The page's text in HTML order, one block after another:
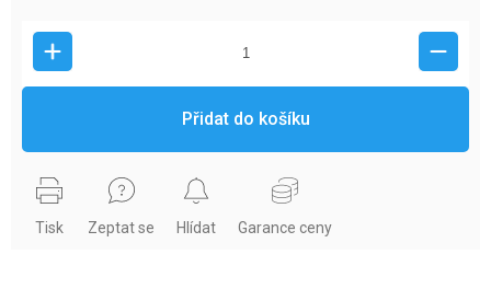
Přidat do košíku
Tisk Zeptat se Hlídat Garance ceny